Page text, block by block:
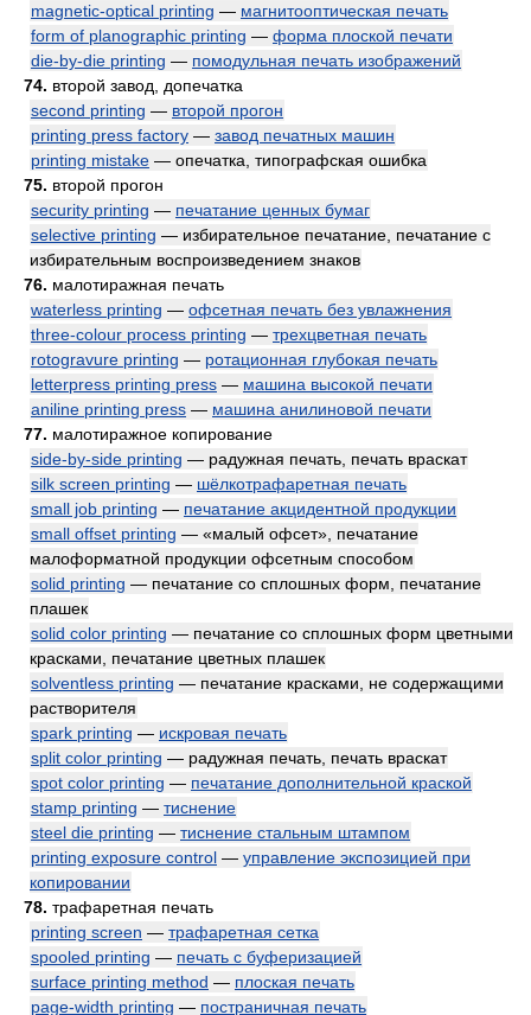
magnetic-optical printing — магнитооптическая печать
form of planographic printing — форма плоской печати
die-by-die printing — помодульная печать изображений
74. второй завод, допечатка
second printing — второй прогон
printing press factory — завод печатных машин
printing mistake — опечатка, типографская ошибка
75. второй прогон
security printing — печатание ценных бумаг
selective printing — избирательное печатание, печатание с
избирательным воспроизведением знаков
76. малотиражная печать
waterless printing — офсетная печать без увлажнения
three-colour process printing — трехцветная печать
rotogravure printing — ротационная глубокая печать
letterpress printing press — машина высокой печати
aniline printing press — машина анилиновой печати
77. малотиражное копирование
side-by-side printing — радужная печать, печать враскат
silk screen printing — шёлкотрафаретная печать
small job printing — печатание акцидентной продукции
small offset printing — «малый офсет», печатание
малоформатной продукции офсетным способом
solid printing — печатание со сплошных форм, печатание
плашек
solid color printing — печатание со сплошных форм цветными
красками, печатание цветных плашек
solventless printing — печатание красками, не содержащими
растворителя
spark printing — искровая печать
split color printing — радужная печать, печать враскат
spot color printing — печатание дополнительной краской
stamp printing — тиснение
steel die printing — тиснение стальным штампом
printing exposure control — управление экспозицией при
копировании
78. трафаретная печать
printing screen — трафаретная сетка
spooled printing — печать с буферизацией
surface printing method — плоская печать
page-width printing — постраничная печать